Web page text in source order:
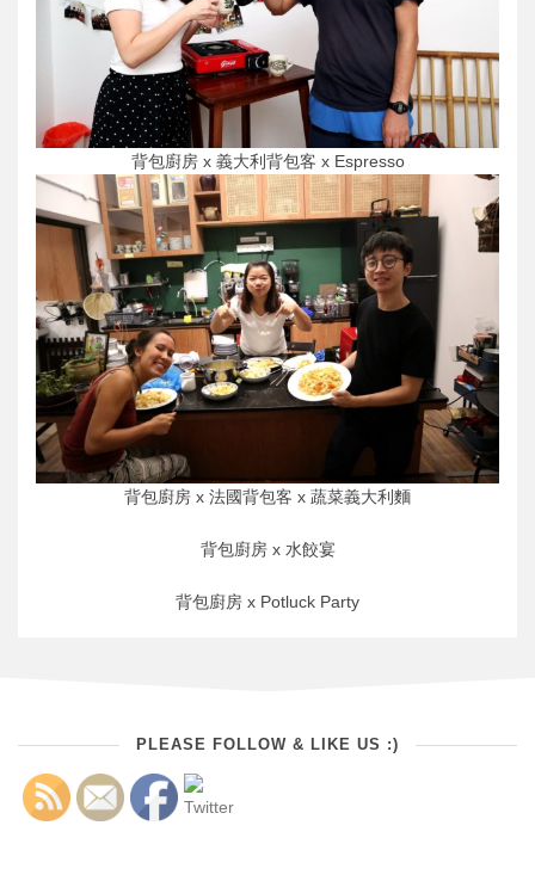
背包廚房 x 義大利背包客 x Espresso
背包廚房 x 法國背包客 x 蔬菜義大利麵
背包廚房 x 水餃宴
背包廚房 x Potluck Party
PLEASE FOLLOW & LIKE US :)